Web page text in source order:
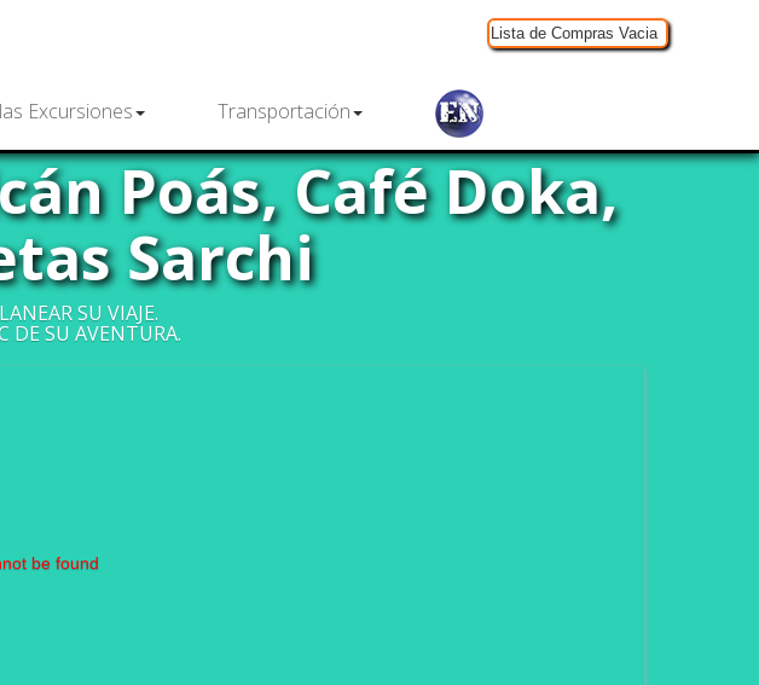
Excursiones Transportación
Lista de Compras Vacia
Poás, Café Doka,
Sarchi
SU VIAJE.
DE SU AVENTURA.
be found